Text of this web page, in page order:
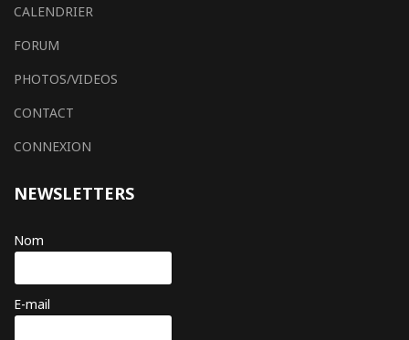
CALENDRIER
FORUM
PHOTOS/VIDEOS
CONTACT
CONNEXION
NEWSLETTERS
Nom
E-mail